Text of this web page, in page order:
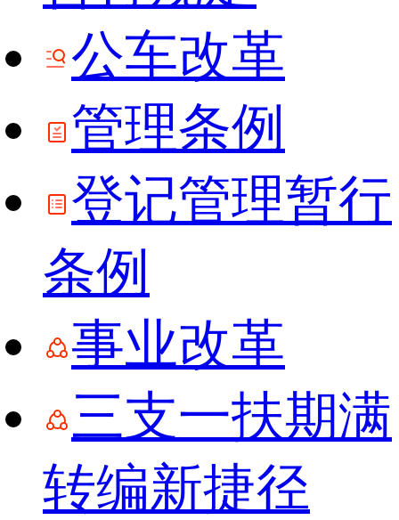
公车改革
管理条例
登记管理暂行
条例
事业改革
三支一扶期满
转编新捷径